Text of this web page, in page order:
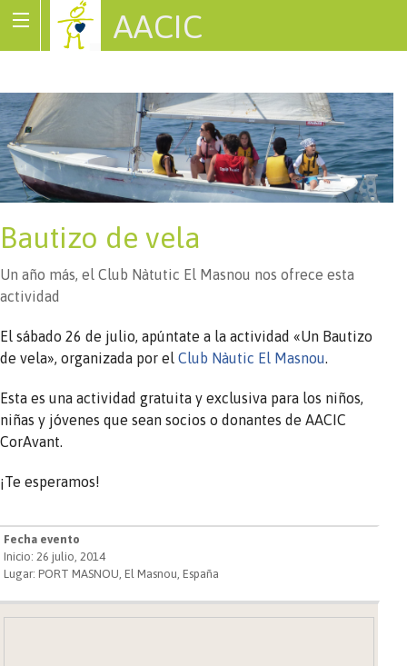
AACIC
Bautizo de vela
Un año más, el Club Nàtutic El Masnou nos ofrece esta
actividad
El sábado 26 de julio, apúntate a la actividad «Un Bautizo
de vela», organizada por el Club Nàutic El Masnou.
Esta es una actividad gratuita y exclusiva para los niños,
niñas y jóvenes que sean socios o donantes de AACIC
CorAvant.
¡Te esperamos!
Fecha evento
Inicio: 26 julio, 2014
Lugar: PORT MASNOU, El Masnou, España